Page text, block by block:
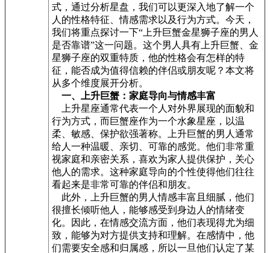
式，通过分析星盘，我们可以更深入地了解一个
人的性格特征、情感需求以及行为方式。今天，
我们将重点探讨一下“上升巨蟹金星狮子座的男人
是否靠谱”这一问题。这个男人具有上升巨蟹、金
星狮子座的双重特质，他的性格会有怎样的特
征，能否成为值得信赖的伴侣或朋友呢？本文将
从多个维度展开分析。
一、上升巨蟹：家庭导向与情感丰富
上升星座通常代表一个人对外界展现的面貌和
行为方式，而巨蟹座作为一个水象星座，以温
柔、敏感、保护欲强著称。上升巨蟹的男人通常
给人一种温暖、亲切、可靠的感觉。他们非常重
视家庭和亲密关系，喜欢为家人提供保护，关心
他人的需求。这种家庭导向的个性使得他们往往
看起来是非常可靠的伴侣和朋友。
此外，上升巨蟹的男人情感丰富且细腻，他们
很擅长倾听他人，能够感受到身边人的情绪变
化。因此，在情感交流方面，他们表现得尤为细
致，能够为对方提供支持和理解。在感情中，他
们需要安全感和归属感，所以一旦他们认定了某